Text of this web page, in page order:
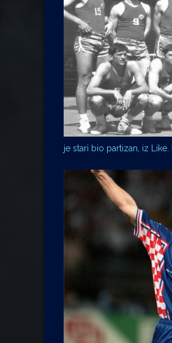
je stari bio partizan, iz